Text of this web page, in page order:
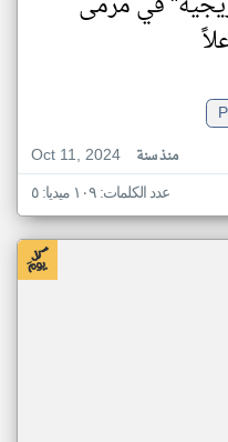
Oct 11, 2024
منذ سنة
عدد الكلمات: ١٠٩ ميديا: ٥